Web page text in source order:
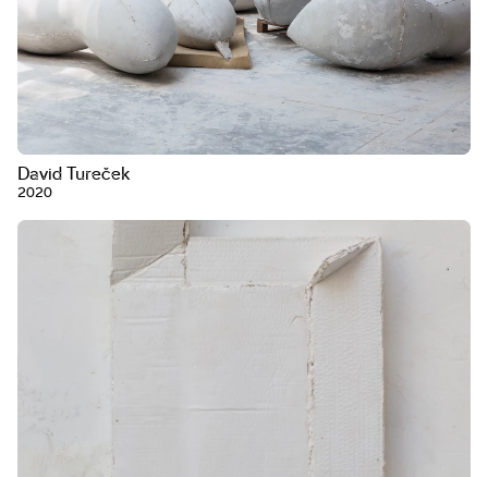
David Tureček
2020